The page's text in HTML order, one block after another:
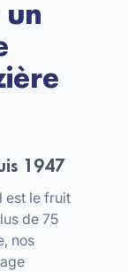
un
1947
est le fruit
de 75
nos